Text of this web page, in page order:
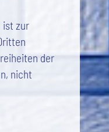
ist zur
der
nicht